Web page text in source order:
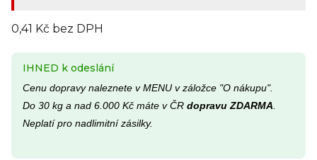
0,41 Kč bez DPH
IHNED k odeslání
Cenu dopravy naleznete v MENU v záložce "O nákupu".
Do 30 kg a nad 6.000 Kč máte v ČR dopravu ZDARMA
Neplatí pro nadlimitní zásilky.